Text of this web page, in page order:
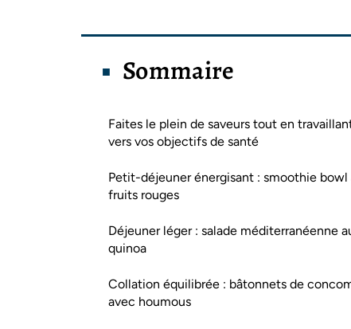
Sommaire
Faites le plein de saveurs tout en
vers vos objectifs de santé
Petit-déjeuner énergisant : smoothie bowl
fruits rouges
Déjeuner léger : salade méditerranéenne
quinoa
Collation équilibrée : bâtonnets de
avec houmous